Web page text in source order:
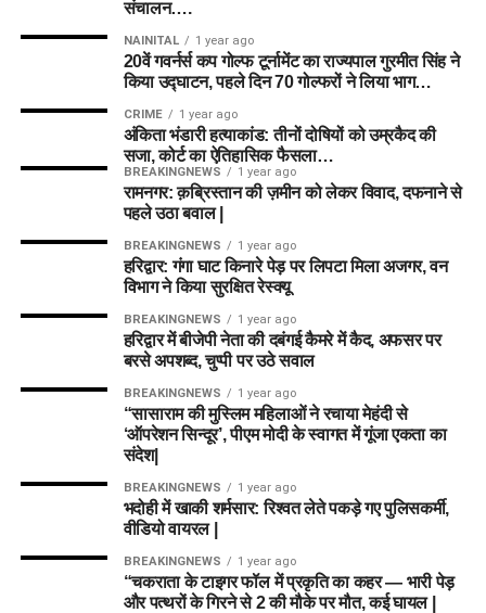
संचालन….
NAINITAL 1 year ago
20वें गवर्नर्स कप गोल्फ टूर्नामेंट का राज्यपाल गुरमीत सिंह ने
किया उद्घाटन, पहले दिन 70 गोल्फरों ने लिया भाग…
CRIME 1 year ago
अंकिता भंडारी हत्याकांड: तीनों दोषियों को उम्रकैद की
सजा, कोर्ट का ऐतिहासिक फैसला…
BREAKINGNEWS 1 year ago
रामनगर: क़ब्रिस्तान की ज़मीन को लेकर विवाद, दफनाने से
पहले उठा बवाल |
BREAKINGNEWS 1 year ago
हरिद्वार: गंगा घाट किनारे पेड़ पर लिपटा मिला अजगर, वन
विभाग ने किया सुरक्षित रेस्क्यू
BREAKINGNEWS 1 year ago
हरिद्वार में बीजेपी नेता की दबंगई कैमरे में कैद, अफसर पर
बरसे अपशब्द, चुप्पी पर उठे सवाल
BREAKINGNEWS 1 year ago
“सासाराम की मुस्लिम महिलाओं ने रचाया मेहंदी से
‘ऑपरेशन सिन्दूर’, पीएम मोदी के स्वागत में गूंजा एकता का
संदेश|
BREAKINGNEWS 1 year ago
भदोही में खाकी शर्मसार: रिश्वत लेते पकड़े गए पुलिसकर्मी,
वीडियो वायरल |
BREAKINGNEWS 1 year ago
“चकराता के टाइगर फॉल में प्रकृति का कहर — भारी पेड़
और पत्थरों के गिरने से 2 की मौके पर मौत, कई घायल |